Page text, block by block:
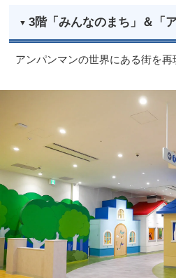
3階「みんなのまち」＆「
アンパンマンの世界にある街を再